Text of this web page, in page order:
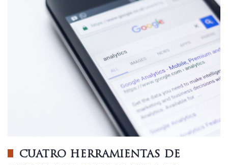
CUATRO HERRAMIENTAS DE